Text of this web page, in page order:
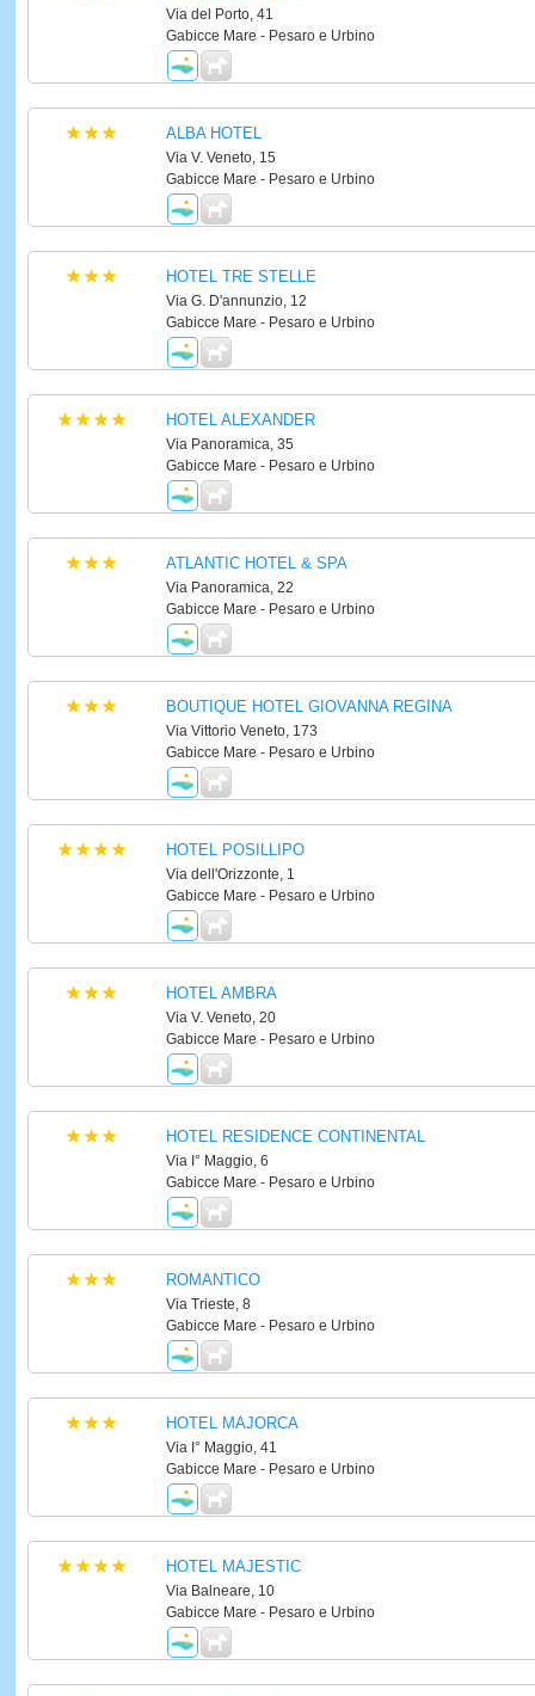
Via del Porto, 41
Gabicce Mare - Pesaro e Urbino
ALBA HOTEL
Via V. Veneto, 15
Gabicce Mare - Pesaro e Urbino
HOTEL TRE STELLE
Via G. D'annunzio, 12
Gabicce Mare - Pesaro e Urbino
HOTEL ALEXANDER
Via Panoramica, 35
Gabicce Mare - Pesaro e Urbino
ATLANTIC HOTEL & SPA
Via Panoramica, 22
Gabicce Mare - Pesaro e Urbino
BOUTIQUE HOTEL GIOVANNA REGINA
Via Vittorio Veneto, 173
Gabicce Mare - Pesaro e Urbino
HOTEL POSILLIPO
Via dell'Orizzonte, 1
Gabicce Mare - Pesaro e Urbino
HOTEL AMBRA
Via V. Veneto, 20
Gabicce Mare - Pesaro e Urbino
HOTEL RESIDENCE CONTINENTAL
Via I° Maggio, 6
Gabicce Mare - Pesaro e Urbino
ROMANTICO
Via Trieste, 8
Gabicce Mare - Pesaro e Urbino
HOTEL MAJORCA
Via I° Maggio, 41
Gabicce Mare - Pesaro e Urbino
HOTEL MAJESTIC
Via Balneare, 10
Gabicce Mare - Pesaro e Urbino